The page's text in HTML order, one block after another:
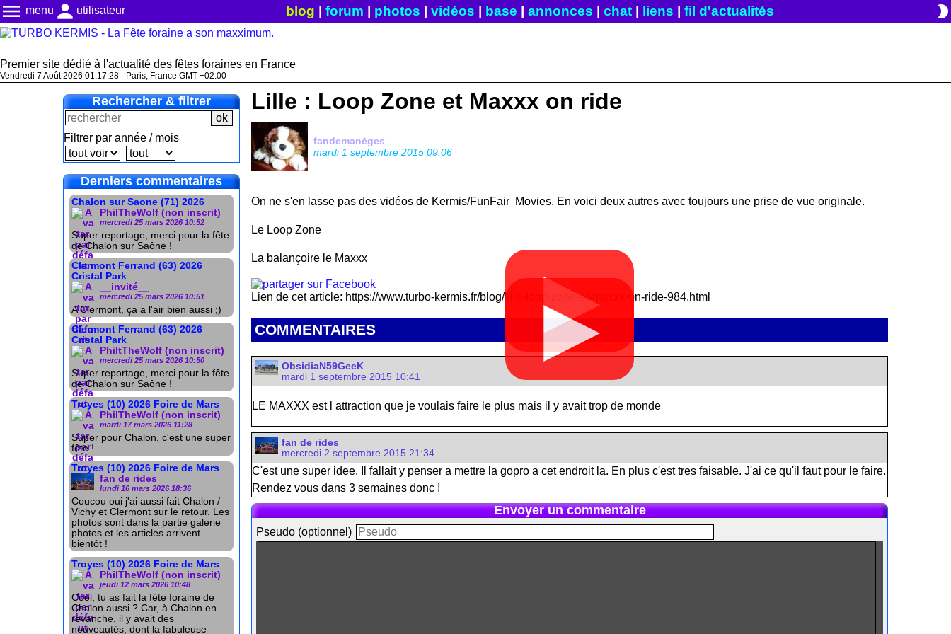
menu menu person utilisateur blog forum photos vidéos base annonces chat| liens fil d'actualités brightness_2
Premier site dédié à l'actualité des fêtes foraines en France
Vendredi 7 Août 2026 01:17:28 - Paris, France GMT +02:00
Rechercher & filtrer
Filtrer par année / mois
Derniers commentaires
Chalon sur Saone (71) 2026
PhilTheWolf (non inscrit)
mercredi 25 mars 2026 10:52
Super reportage, merci pour la fête
de Chalon sur Saône !
Clermont Ferrand (63) 2026
Cristal Park
__invité__
mercredi 25 mars 2026 10:51
A Clermont, ça a l'air bien aussi ;)
Clermont Ferrand (63) 2026
Cristal Park
PhiltTheWolf (non inscrit)
mercredi 25 mars 2026 10:50
Super reportage, merci pour la fête
de Chalon sur Saône !
Troyes (10) 2026 Foire de Mars
PhilTheWolf (non inscrit)
mardi 17 mars 2026 11:28
Super pour Chalon, c'est une super
fête !
Troyes (10) 2026 Foire de Mars
fan de rides
lundi 16 mars 2026 18:36
Coucou oui j'ai aussi fait Chalon /
Vichy et Clermont sur le retour. Les
photos sont dans la partie galerie
photos et les articles arrivent
bientôt !
Troyes (10) 2026 Foire de Mars
PhilTheWolf (non inscrit)
jeudi 12 mars 2026 10:48
Cool, tu as fait la fête foraine de
Chalon aussi ? Car, à Chalon en
revanche, il y avait des
nouveautés, dont la fabuleuse
Lille : Loop Zone et Maxxx on ride
fandemanèges
mardi 1 septembre 2015 09:06
On ne s'en lasse pas des vidéos de Kermis/FunFair Movies. En voici deux autres avec toujours une prise de vue originale.
Le Loop Zone
▶
La balançoire le Maxxx
▶
Lien de cet article: https://www.turbo-kermis.fr/blog/lille-loop-zone-et-maxxx-on-ride-984.html
COMMENTAIRES
ObsidiaN59GeeK
mardi 1 septembre 2015 10:41
LE MAXXX est l attraction que je voulais faire le plus mais il y avait trop de monde
fan de rides
mercredi 2 septembre 2015 21:34
C'est une super idee. Il fallait y penser a mettre la gopro a cet endroit la. En plus c'est tres faisable. J'ai ce qu'il faut pour le faire.
Rendez vous dans 3 semaines donc !
Envoyer un commentaire
Pseudo (optionnel)